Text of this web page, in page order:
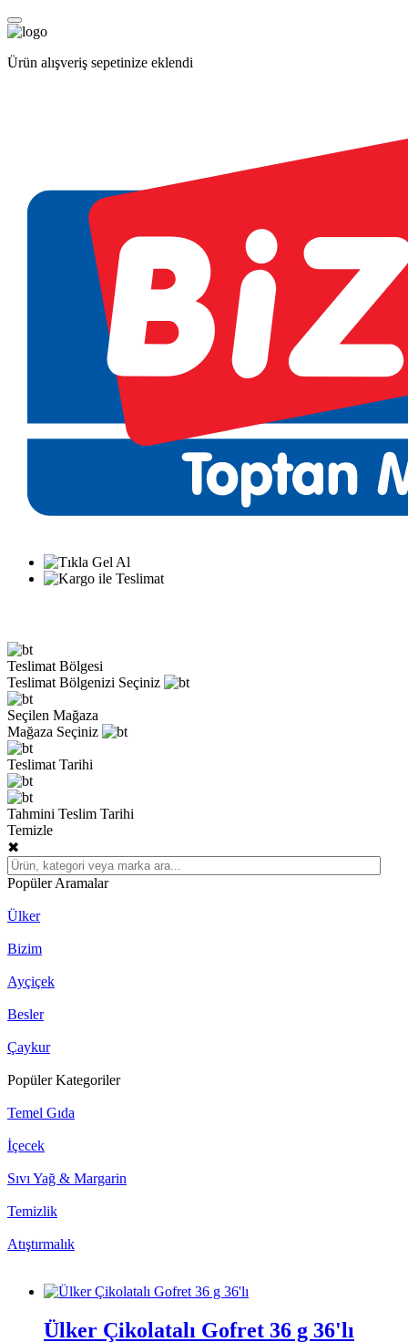
Ürün alışveriş sepetinize eklendi
Teslimat Bölgesi
Teslimat Bölgenizi Seçiniz
Seçilen Mağaza
Mağaza Seçiniz
Teslimat Tarihi
Tahmini Teslim Tarihi
Temizle
✖
Popüler Aramalar
Ülker
Bizim
Ayçiçek
Besler
Çaykur
Popüler Kategoriler
Temel Gıda
İçecek
Sıvı Yağ & Margarin
Temizlik
Atıştırmalık
Ülker Çikolatalı Gofret 36 g 36'lı